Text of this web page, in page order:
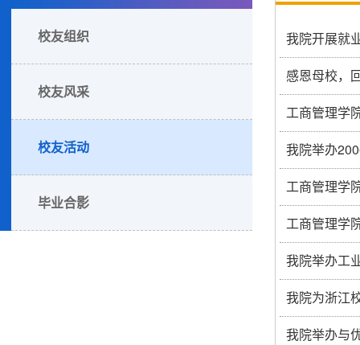
校友组织
校友风采
校友活动
毕业合影
我院开展就
感恩母校，
工商管理学
我院举办
工商管理学
工商管理学
我院举办工
我院为浙江
我院举办与